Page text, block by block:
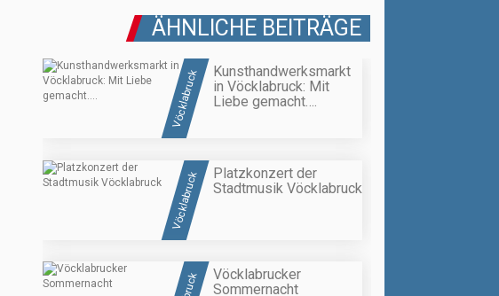
ÄHNLICHE BEITRÄGE
Vöcklabruck
Kunsthandwerksmarkt
in Vöcklabruck: Mit
Liebe gemacht….
Vöcklabruck
Platzkonzert der
Stadtmusik Vöcklabruck
Vöcklabrucker
Sommernacht